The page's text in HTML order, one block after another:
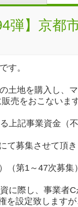
弾】京
す。
土地を購入し、
売をおこないま
上記事業資金（
て募集させて頂
（第1～47次募集
に際し、事業者
を設定致します